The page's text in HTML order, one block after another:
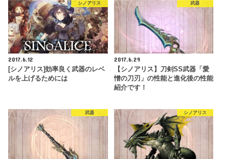
シノアリス
2017.6.12
[シノアリス]効率良く武器のレベ
ルを上げるためには
武器
2017.6.29
【シノアリス】刀剣SS武器「愛
憎の刀刃」の性能と進化後の性能
紹介です！
武器 シノアリス